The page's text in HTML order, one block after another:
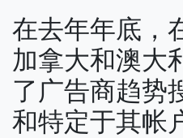
在去年年底，
加拿大和澳大
了广告商趋势
和特定于其帐